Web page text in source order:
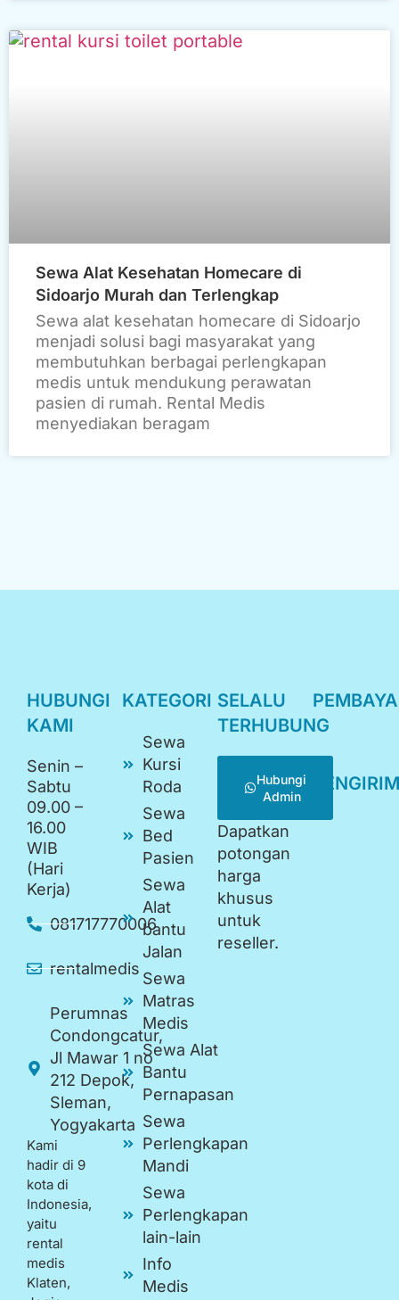
Sewa Alat Kesehatan Homecare di
Sidoarjo Murah dan Terlengkap
Sewa alat kesehatan homecare di Sidoarjo
menjadi solusi bagi masyarakat yang
membutuhkan berbagai perlengkapan
medis untuk mendukung perawatan
pasien di rumah. Rental Medis
menyediakan beragam
HUBUNGI
KAMI
Senin –
Sabtu
09.00 –
16.00
WIB
(Hari
Kerja)
081717770006
rentalmedis
Perumnas
Condongcatur,
Jl Mawar 1 no
212 Depok,
Sleman,
Yogyakarta
Kami
hadir di 9
kota di
Indonesia,
yaitu
rental
medis
Klaten,
KATEGORI
Sewa
Kursi
Roda
Sewa
Bed
Pasien
Sewa
Alat
bantu
Jalan
Sewa
Matras
Medis
Sewa Alat
Bantu
Pernapasan
Sewa
Perlengkapan
Mandi
Sewa
Perlengkapan
lain-lain
Info
Medis
SELALU
TERHUBUNG
Hubungi
Admin
Dapatkan
potongan
harga
khusus
untuk
reseller.